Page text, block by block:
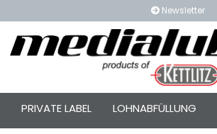
Newsletter
PRIVATE LABEL LOHNABFÜLLUNG